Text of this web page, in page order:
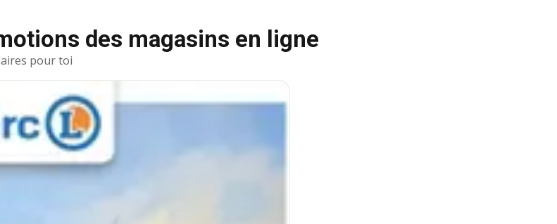
des magasins en ligne
pour toi